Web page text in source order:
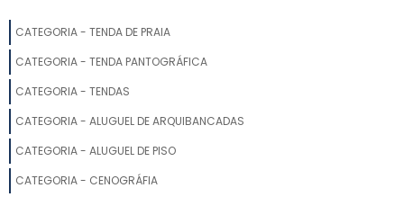
MONTAGEM DE STANDS
STAND PROMOCIONAL PREÇO
MONTADORA DE STANDS EM SP
CATEGORIA - TENDA DE PRAIA
CATEGORIA - TENDA PANTOGRÁFICA
CATEGORIA - TENDAS
CATEGORIA - ALUGUEL DE ARQUIBANCADAS
CATEGORIA - ALUGUEL DE PISO
CATEGORIA - CENOGRÁFIA